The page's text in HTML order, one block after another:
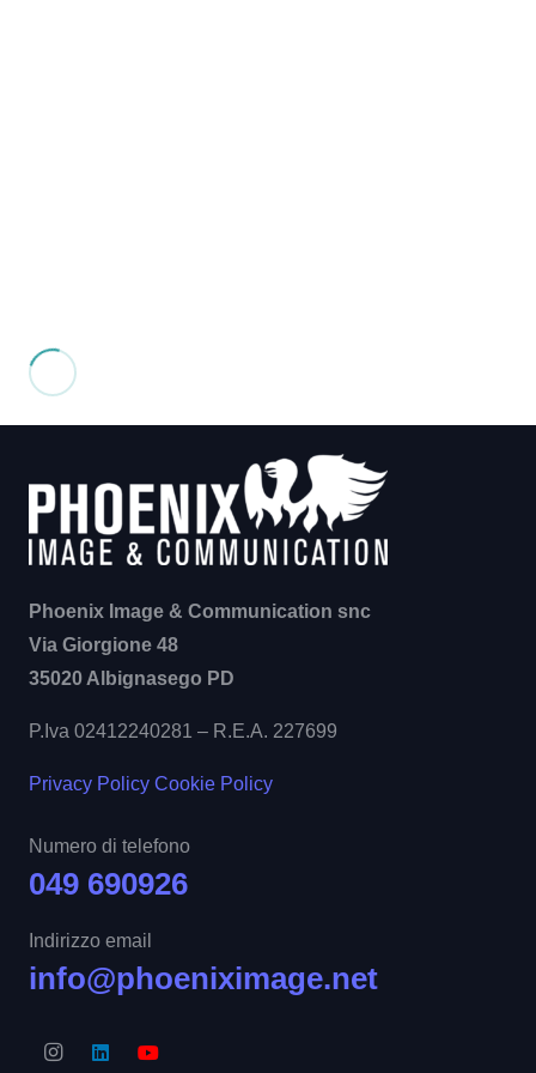
Phoenix Image & Communication snc
Via Giorgione 48
35020 Albignasego PD
P.Iva 02412240281 – R.E.A. 227699
Privacy Policy Cookie Policy
Numero di telefono
049 690926
Indirizzo email
info@phoeniximage.net